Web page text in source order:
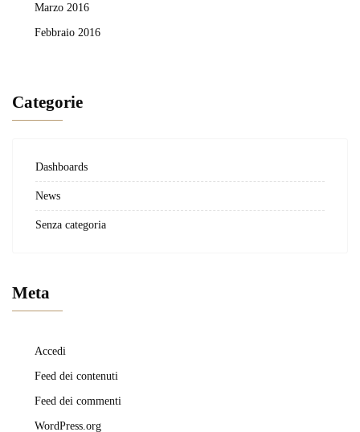
Marzo 2016
Febbraio 2016
Categorie
Dashboards
News
Senza categoria
Meta
Accedi
Feed dei contenuti
Feed dei commenti
WordPress.org